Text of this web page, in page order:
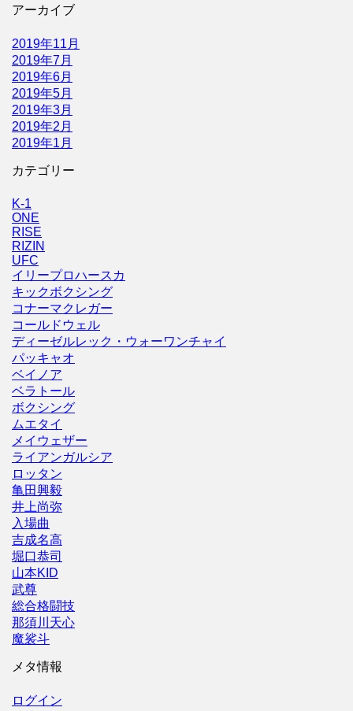
アーカイブ
2019年11月
2019年7月
2019年6月
2019年5月
2019年3月
2019年2月
2019年1月
カテゴリー
K-1
ONE
RISE
RIZIN
UFC
イリープロハースカ
キックボクシング
コナーマクレガー
コールドウェル
ディーゼルレック・ウォーワンチャイ
パッキャオ
ベイノア
ベラトール
ボクシング
ムエタイ
メイウェザー
ライアンガルシア
ロッタン
亀田興毅
井上尚弥
入場曲
吉成名高
堀口恭司
山本KID
武尊
総合格闘技
那須川天心
魔裟斗
メタ情報
ログイン